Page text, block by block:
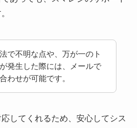
で不明な点や、万が一のト
発生した際には、メールで
わせが可能です。
してくれるため、安心してシス